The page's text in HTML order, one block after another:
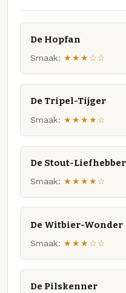
De Hopfan
Smaak: ★★★☆☆
De Tripel-Tijger
Smaak: ★★★★☆
De Stout-Liefhebber
Smaak: ★★★★☆
De Witbier-Wonder
Smaak: ★★★☆☆
De Pilskenner